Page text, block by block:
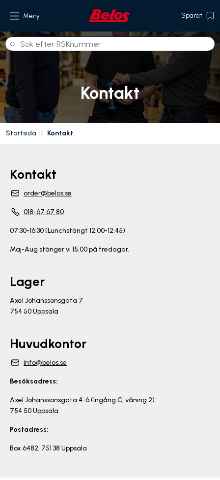
Meny Sparat
Om oss
Referenser
Kontakt
Startsida Kontakt
Kontakt
Kontakt
order@belos.se
018-67 67 80
07:30-16:30 (Lunchstängt 12.00-12.45)
Maj-Aug stänger vi 15.00 på fredagar.
Lager
Axel Johanssonsgata 7
754 50 Uppsala
Huvudkontor
info@belos.se
Besöksadress:
Axel Johanssonsgata 4-6 (Ingång C, våning 2)
754 50 Uppsala
Postadress:
Box 6482, 751 38 Uppsala